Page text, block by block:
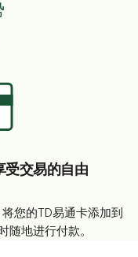
受交易的自由
您的TD易通卡添加到
随地进行付款。